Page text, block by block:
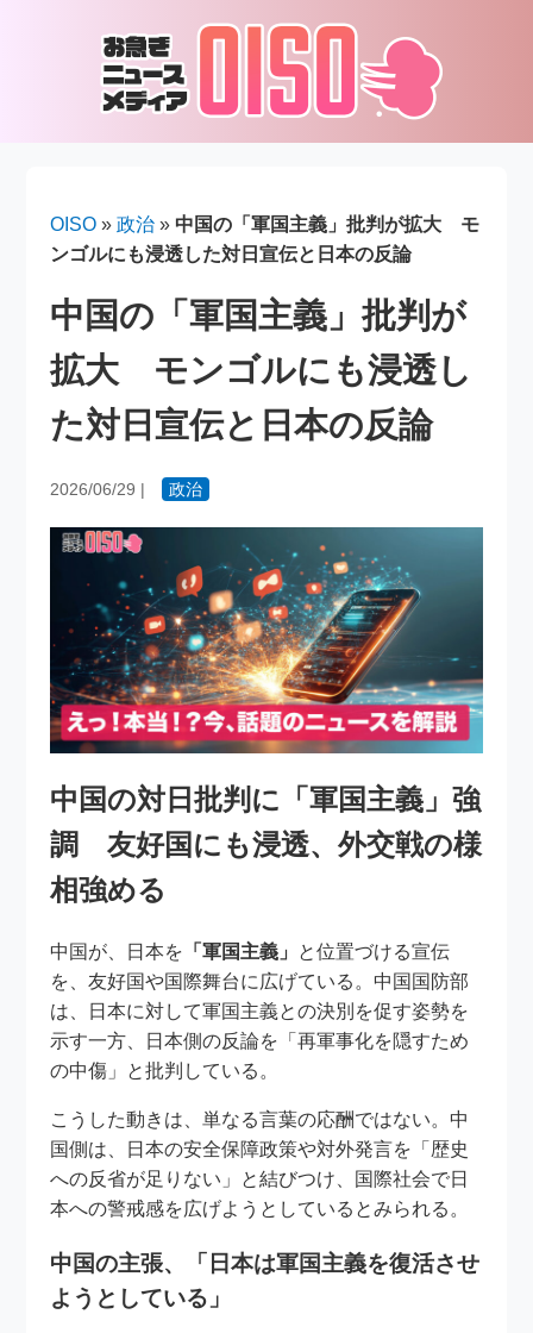
OISO »政治 » 中国の「軍国主義」批判が拡大 モ
ンゴルにも浸透した対日宣伝と日本の反論
中国の「軍国主義」批判が
拡大 モンゴルにも浸透し
た対日宣伝と日本の反論
2026/06/29 | 政治
中国の対日批判に「軍国主義」強
調 友好国にも浸透、外交戦の様
相強める
中国が、日本を 「軍国主義」 と位置づける宣伝
を、友好国や国際舞台に広げている。中国国防部
は、日本に対して軍国主義との決別を促す姿勢を
示す一方、日本側の反論を「再軍事化を隠すため
の中傷」と批判している。
こうした動きは、単なる言葉の応酬ではない。中
国側は、日本の安全保障政策や対外発言を「歴史
への反省が足りない」と結びつけ、国際社会で日
本への警戒感を広げようとしているとみられる。
中国の主張、「日本は軍国主義を復活させ
ようとしている」